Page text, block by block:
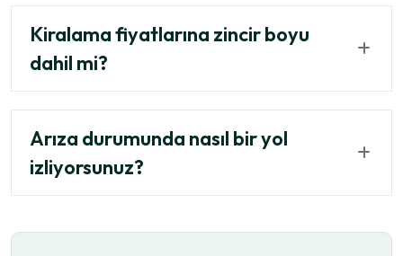
Kiralama fiyatlarına zincir boyu
dahil mi?
Arıza durumunda nasıl bir yol
izliyorsunuz?